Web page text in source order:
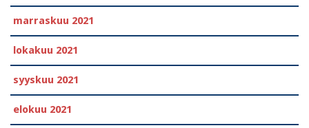
marraskuu 2021
lokakuu 2021
syyskuu 2021
elokuu 2021